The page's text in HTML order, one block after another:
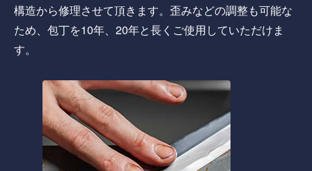
構造から修理させて頂きます。歪みなどの調整も可能な
ため、包丁を10年、20年と長くご使用していただけま
す。